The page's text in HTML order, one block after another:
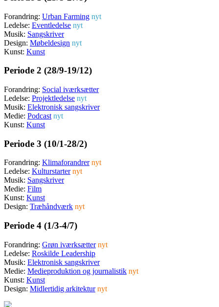
Forandring: Urban Farming nyt
Ledelse: Eventledelse nyt
Musik: Sangskriver
Design: Møbeldesign nyt
Kunst: Kunst
Periode 2 (28/9-19/12)
Forandring: Social iværksætter
Ledelse: Projektledelse nyt
Musik: Elektronisk sangskriver
Medie: Podcast nyt
Kunst: Kunst
Periode 3 (10/1-28/2)
Forandring: Klimaforandrer nyt
Ledelse: Kulturstarter nyt
Musik: Sangskriver
Medie: Film
Kunst: Kunst
Design: Træhåndværk nyt
Periode 4 (1/3-4/7)
Forandring: Grøn iværksætter nyt
Ledelse: Roskilde Leadership
Musik: Elektronisk sangskriver
Medie: Medieproduktion og journalistik nyt
Kunst: Kunst
Design: Midlertidig arkitektur nyt